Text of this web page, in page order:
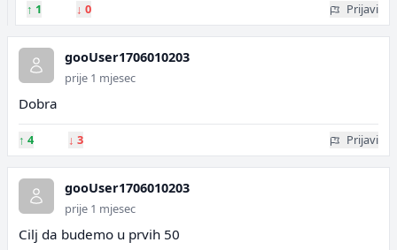
↑ 1 ↓ 0 Prijavi
gooUser1706010203
prije 1 mjesec
Dobra
↑ 4 ↓ 3 Prijavi
gooUser1706010203
prije 1 mjesec
Cilj da budemo u prvih 50